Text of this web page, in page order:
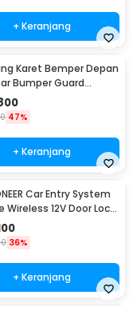
+ Keranjang
Karet Bemper Depan
Bumper Guard
47%
+ Keranjang
Car Entry System
Wireless 12V Door Lock
36%
+ Keranjang